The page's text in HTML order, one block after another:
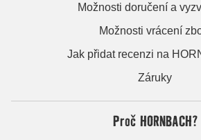
Možnosti doručení a
Možnosti vrácení
Jak přidat recenzi na
Záruky
Proč HORNBACH?